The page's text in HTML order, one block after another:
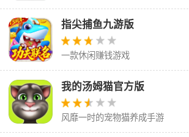
速击败它们
指尖捕鱼九游版
一款休闲赚钱游戏
我的汤姆猫官方版
风靡一时的宠物猫养成手游